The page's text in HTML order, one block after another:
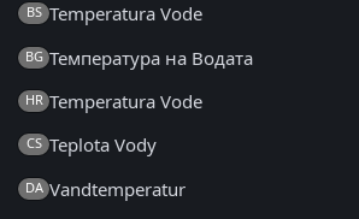
BS Temperatura Vode
BG Температура на Водата
HR Temperatura Vode
CS Teplota Vody
DA Vandtemperatur